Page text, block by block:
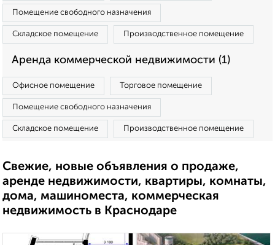
Помещение свободного назначения
Складское помещение Производственное помещение
Аренда коммерческой недвижимости (1)
Офисное помещение Торговое помещение
Помещение свободного назначения
Складское помещение Производственное помещение
Свежие, новые объявления о продаже,
аренде недвижимости, квартиры, комнаты,
дома, машиноместа, коммерческая
недвижимость в Краснодаре